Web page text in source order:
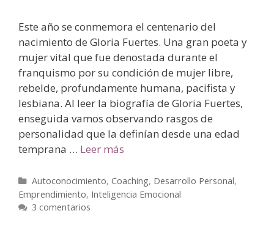
Este año se conmemora el centenario del
nacimiento de Gloria Fuertes. Una gran poeta y
mujer vital que fue denostada durante el
franquismo por su condición de mujer libre,
rebelde, profundamente humana, pacifista y
lesbiana. Al leer la biografía de Gloria Fuertes,
enseguida vamos observando rasgos de
personalidad que la definían desde una edad
temprana … Leer más
Autoconocimiento, Coaching, Desarrollo Personal,
Emprendimiento, Inteligencia Emocional
3 comentarios